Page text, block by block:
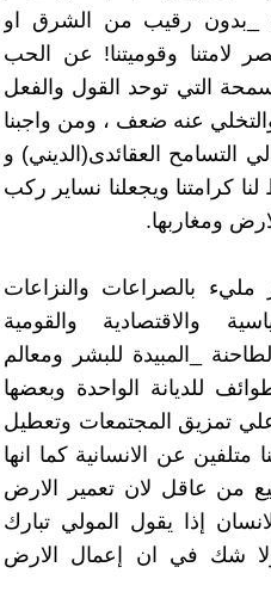
_بدون رقيب من الشرق او
لامتنا وقوميتنا! عن الحب
التي توحد القول والفعل
عنه ضعف ، ومن واجبنا
التسامح العقائدى(الديني) و
كرامتنا ويجعلنا نساير ركب
ومغاربها.
بالصراعات والنزاعات
والاقتصادية والقومية
_المبيدة للبشر ومعالم
للديانة الواحدة وبعضها
تمزيق المجتمعات وتعطيل
عن الانسانية كما انها
من عاقل لان تعمير الارض
إذا يقول المولي تبارك
ولا شك في ان إعمال الارض